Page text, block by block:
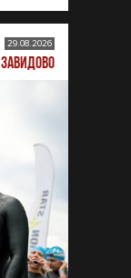
29.08.2026
ЗАВИДОВО